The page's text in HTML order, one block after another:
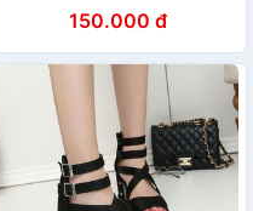
150.000 đ